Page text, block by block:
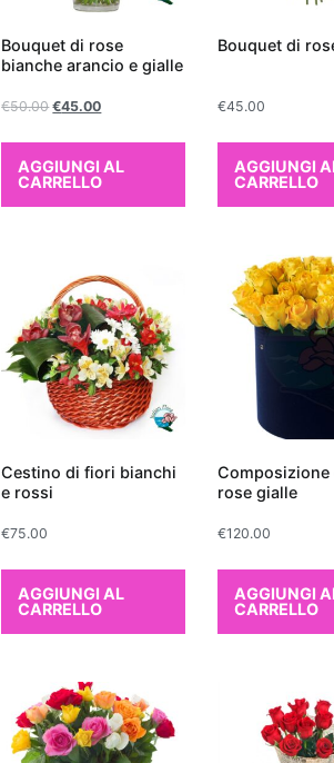
Bouquet di rose
bianche arancio e gialle
€50.00 €45.00
AGGIUNGI AL
CARRELLO
Bouquet di
€45.00
AGGIUNGI
CARRELLO
Cestino di fiori bianchi
e rossi
€75.00
AGGIUNGI AL
CARRELLO
Composizione
rose gialle
€120.00
AGGIUNGI
CARRELLO
purificano l'aria non solo migliorano
contribuiscono anche a creare un
una pianta da appartamento che depura
Le migliori piante da interno
di verde e freschezza agli interni, ma
significativamente la qualità dell'aria.
interno che purificano l'aria troviamo
comunemente nota come Lingua di
particolarmente apprezzata per la sua
tossinecome formaldeide, benzene
un'ottima scelta per qualsiasi
spazi con il suo fogliame rigoglioso, ma
prodotti per la pulizia della casa. Questa
produce fiori bianchi eleganti,
con il giardinaggio o ha poco tempo a
sua capacità di migliorare la
qualità
come formaldeide e xilene. Scegliere una